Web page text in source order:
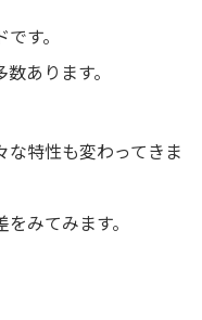
す。
あります。
特性も変わってきま
みてみます。